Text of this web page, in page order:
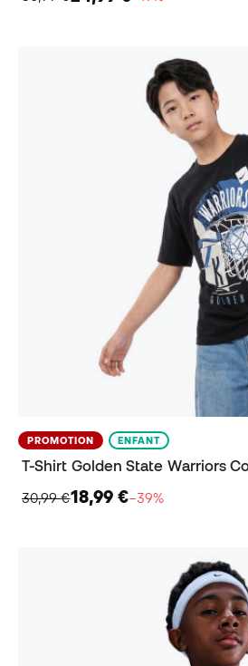
PROMOTION ENFANT
T-Shirt Golden State Warriors
30,99 €18,99 €−39%